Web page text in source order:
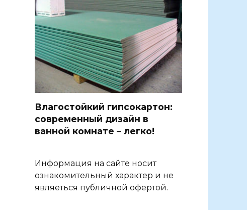
Влагостойкий гипсокартон:
современный дизайн в
ванной комнате – легко!
Информация на сайте носит
ознакомительный характер и не
являеться публичной офертой.